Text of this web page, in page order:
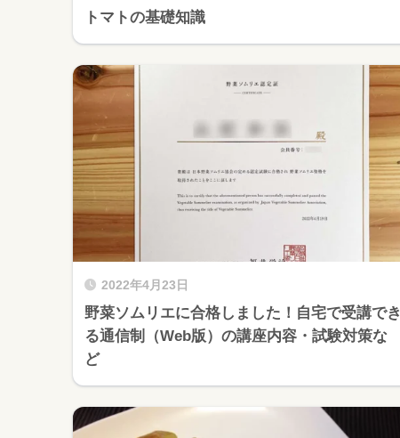
トマトの基礎知識
2022年4月23日
野菜ソムリエに合格しました！自宅で受講でき
る通信制（Web版）の講座内容・試験対策な
ど